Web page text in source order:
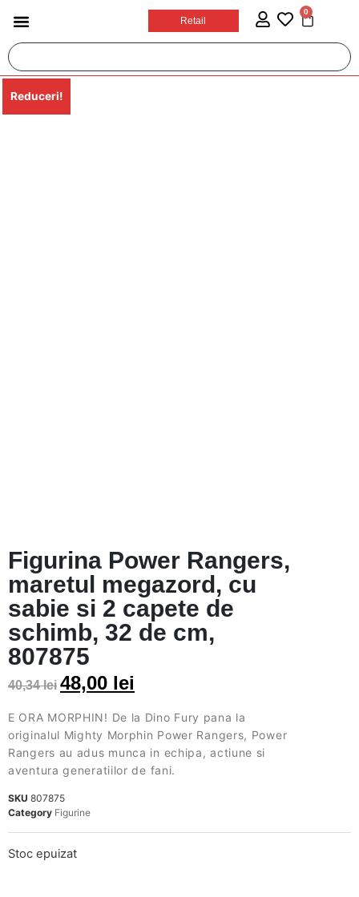
Retail
0
Reduceri!
Figurina Power Rangers,
maretul megazord, cu
sabie si 2 capete de
schimb, 32 de cm,
807875
40,34lei 48,00 lei
E ORA MORPHIN! De la Dino Fury pana la
originalul Mighty Morphin Power Rangers, Power
Rangers au adus munca in echipa, actiune si
aventura generatiilor de fani.
SKU 807875
Category Figurine
Stoc epuizat